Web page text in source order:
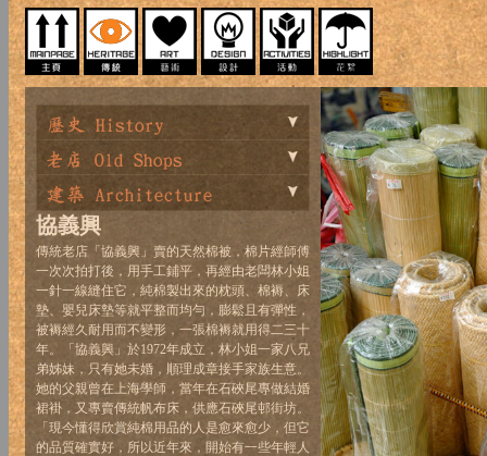
協義興
傳統老店「協義興」賣的天然棉被，棉片經師傅
一次次拍打後，用手工鋪平，再經由老闆林小姐
一針一線縫住它，純棉製出來的枕頭、棉褥、床
墊、嬰兒床墊等就平整而均勻，膨鬆且有彈性，
被褥經久耐用而不變形，一張棉褥就用得二三十
年。「協義興」於1972年成立，林小姐一家八兄
弟姊妹，只有她未婚，順理成章接手家族生意。
她的父親曾在上海學師，當年在石硤尾專做結婚
裙褂，又專賣傳統帆布床，供應石硤尾邨街坊。
「現今懂得欣賞純棉用品的人是愈來愈少，但它
的品質確實好，所以近年來，開始有一些年輕人